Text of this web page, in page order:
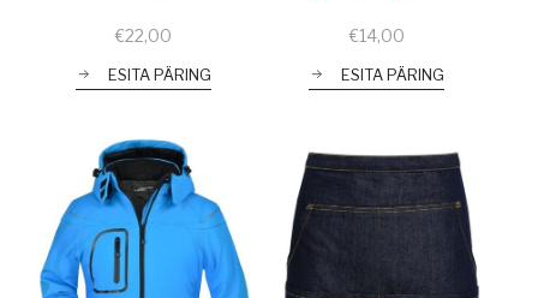
€22,00
ESITA PÄRING
€14,00
ESITA PÄRING